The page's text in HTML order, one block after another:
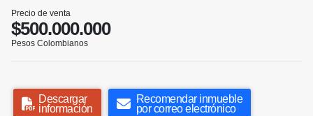
Precio de venta
$500.000.000
Pesos Colombianos
Descargar
información
Recomendar inmueble
por correo electrónico